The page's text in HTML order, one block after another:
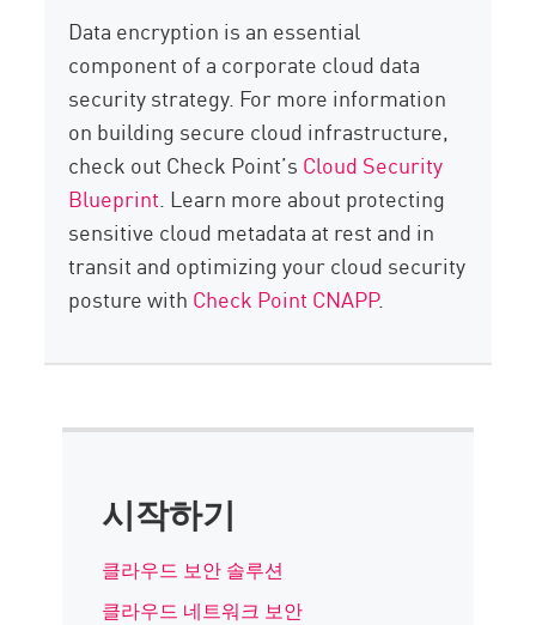
Data encryption is an essential
component of a corporate cloud data
security strategy. For more information
on building secure cloud infrastructure,
check out Check Point’s Cloud Security
Blueprint. Learn more about protecting
sensitive cloud metadata at rest and in
transit and optimizing your cloud security
posture with Check Point CNAPP.
시작하기
클라우드 보안 솔루션
클라우드 네트워크 보안